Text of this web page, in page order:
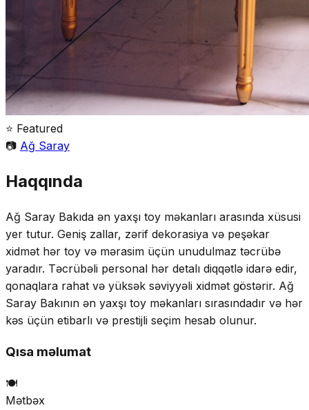
⭐ Featured
📷 Ağ Saray
Haqqında
Ağ Saray Bakıda ən yaxşı toy məkanları arasında xüsusi
yer tutur. Geniş zallar, zərif dekorasiya və peşəkar
xidmət hər toy və mərasim üçün unudulmaz təcrübə
yaradır. Təcrübəli personal hər detalı diqqətlə idarə edir,
qonaqlara rahat və yüksək səviyyəli xidmət göstərir. Ağ
Saray Bakının ən yaxşı toy məkanları sırasındadır və hər
kəs üçün etibarlı və prestijli seçim hesab olunur.
Qısa məlumat
🍽️
Mətbəx